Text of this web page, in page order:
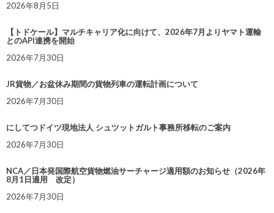
2026年8月5日
【トドケール】マルチキャリア化に向けて、2026年7月よりヤマト運輸
とのAPI連携を開始
2026年7月30日
JR貨物／お盆休み期間の貨物列車の運転計画について
2026年7月30日
にしてつドイツ現地法人 シュツットガルト事務所移転のご案内
2026年7月30日
NCA／日本発国際航空貨物燃油サーチャージ適用額のお知らせ（2026年
8月1日適用 改定）
2026年7月30日